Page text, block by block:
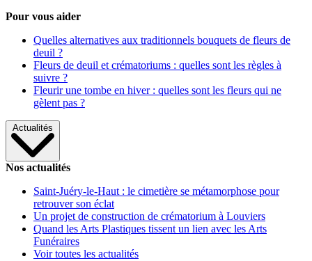
Pour vous aider
Quelles alternatives aux traditionnels bouquets de fleurs de
deuil ?
Fleurs de deuil et crématoriums : quelles sont les règles à
suivre ?
Fleurir une tombe en hiver : quelles sont les fleurs qui ne
gèlent pas ?
Actualités
Nos actualités
Saint-Juéry-le-Haut : le cimetière se métamorphose pour
retrouver son éclat
Un projet de construction de crématorium à Louviers
Quand les Arts Plastiques tissent un lien avec les Arts
Funéraires
Voir toutes les actualités